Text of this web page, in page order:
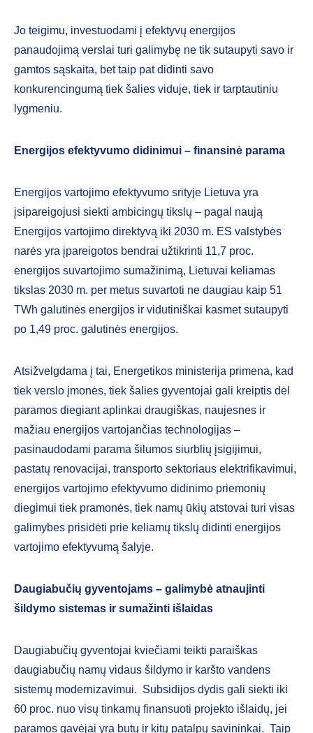
Jo teigimu, investuodami į efektyvų energijos
panaudojimą verslai turi galimybę ne tik sutaupyti savo ir
gamtos sąskaita, bet taip pat didinti savo
konkurencingumą tiek šalies viduje, tiek ir tarptautiniu
lygmeniu.
Energijos efektyvumo didinimui – finansinė parama
Energijos vartojimo efektyvumo srityje Lietuva yra
įsipareigojusi siekti ambicingų tikslų – pagal naują
Energijos vartojimo direktyvą iki 2030 m. ES valstybės
narės yra įpareigotos bendrai užtikrinti 11,7 proc.
energijos suvartojimo sumažinimą, Lietuvai keliamas
tikslas 2030 m. per metus suvartoti ne daugiau kaip 51
TWh galutinės energijos ir vidutiniškai kasmet sutaupyti
po 1,49 proc. galutinės energijos.
Atsižvelgdama į tai, Energetikos ministerija primena, kad
tiek verslo įmonės, tiek šalies gyventojai gali kreiptis dėl
paramos diegiant aplinkai draugiškas, naujesnes ir
mažiau energijos vartojančias technologijas –
pasinaudodami parama šilumos siurblių įsigijimui,
pastatų renovacijai, transporto sektoriaus elektrifikavimui,
energijos vartojimo efektyvumo didinimo priemonių
diegimui tiek pramonės, tiek namų ūkių atstovai turi visas
galimybes prisidėti prie keliamų tikslų didinti energijos
vartojimo efektyvumą šalyje.
Daugiabučių gyventojams – galimybė atnaujinti
šildymo sistemas ir sumažinti išlaidas
Daugiabučių gyventojai kviečiami teikti paraiškas
daugiabučių namų vidaus šildymo ir karšto vandens
sistemų modernizavimui. Subsidijos dydis gali siekti iki
60 proc. nuo visų tinkamų finansuoti projekto išlaidų, jei
paramos gavėjai yra butų ir kitų patalpų savininkai. Taip